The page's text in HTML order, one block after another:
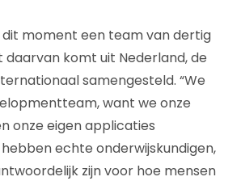
moment een team van dertig
daarvan komt uit Nederland, de
samengesteld. “We
want we onze
onze eigen applicaties
echte onderwijskundigen,
zijn voor hoe mensen